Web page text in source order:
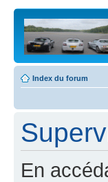
Index du forum
En